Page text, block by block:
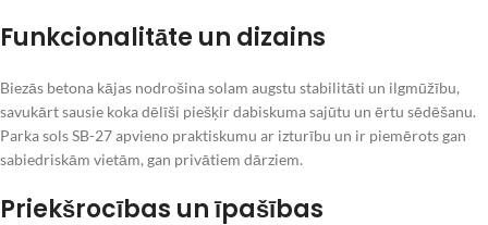
Funkcionalitāte un dizains
Biezās betona kājas nodrošina solam augstu stabilitāti un ilgmūžību,
savukārt sausie koka dēlīši piešķir dabiskuma sajūtu un ērtu sēdēšanu.
Parka sols SB-27 apvieno praktiskumu ar izturību un ir piemērots gan
sabiedriskām vietām, gan privātiem dārziem.
Priekšrocības un īpašības